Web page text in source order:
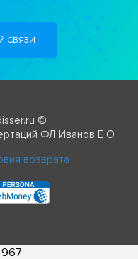
СВЯЗИ
©
ФЛ Иванов Е О
возврата
967